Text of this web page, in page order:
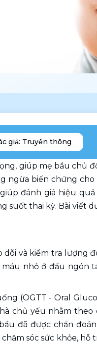
giả: Truyền thông
giúp mẹ bầu chủ
ngừa biến chứng
đánh giá hiệu
suốt thai kỳ. Bài viết
và kiểm tra lượng
nhỏ ở đầu ngón
(OGTT - Oral
chủ yếu nhằm theo
đã được chẩn
sóc sức khỏe, hỗ